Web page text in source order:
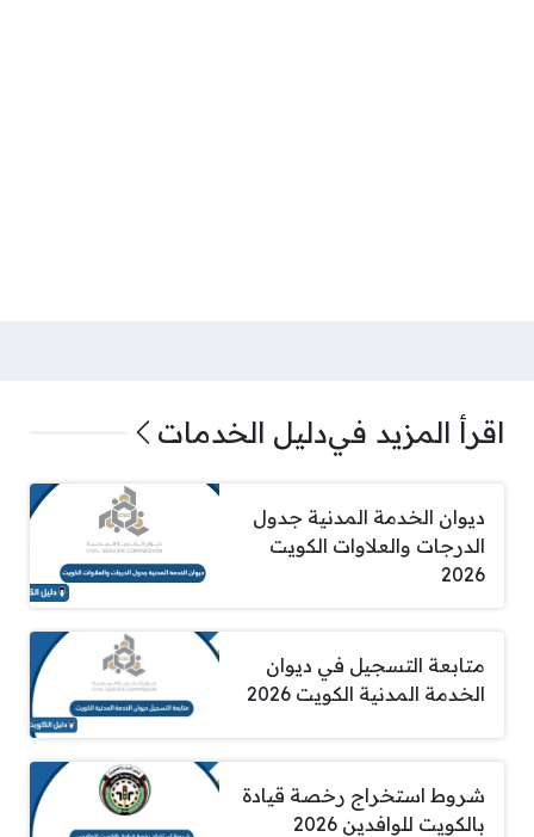
اقرأ المزيد فيدليل الخدمات
ديوان الخدمة المدنية جدول
الدرجات والعلاوات الكويت
2026
متابعة التسجيل في ديوان
الخدمة المدنية الكويت 2026
شروط استخراج رخصة قيادة
بالكويت للوافدين 2026